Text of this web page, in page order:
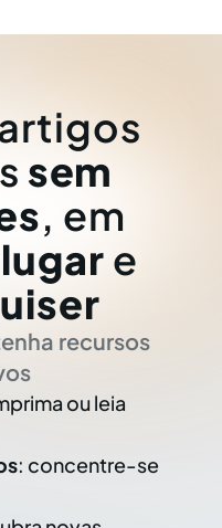
sem
, em
e
recursos
ou leia
: concentre-se